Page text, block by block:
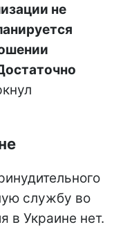
не
службу во
в Украине нет.